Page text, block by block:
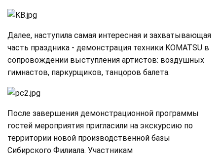
Далее, наступила самая интересная и захватывающая
часть праздника - демонстрация техники KOMATSU в
сопровождении выступления артистов: воздушных
гимнастов, паркурщиков, танцоров балета.
После завершения демонстрационной программы
гостей мероприятия пригласили на экскурсию по
территории новой производственной базы
Сибирского Филиала. Участникам